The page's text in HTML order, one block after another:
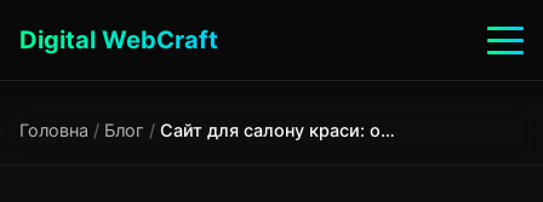
Digital WebCraft
Головна / Блог / Сайт для салону краси: онлайн-запис та лояльність клієнтів у 2025 році